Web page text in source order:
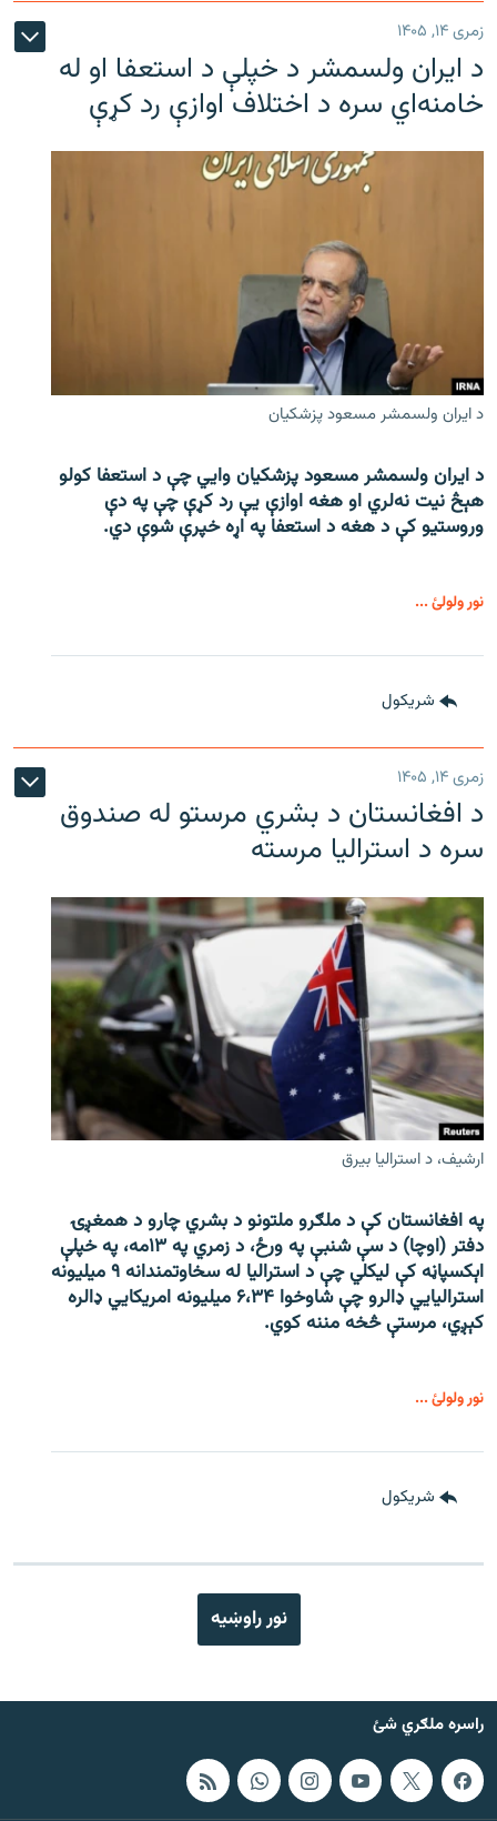
زمری ۱۴, ۱۴۰۵
د ایران ولسمشر د خپلې د استعفا او له
خامنه‌اي سره د اختلاف اوازې رد کړې
د ایران ولسمشر مسعود پزشکیان
د ایران ولسمشر مسعود پزشکیان وایي چې د استعفا کولو
هېڅ نیت نه‌لري او هغه اوازې یې رد کړې چې په دې
وروستیو کې د هغه د استعفا په اړه خپرې شوې دي.
نور ولولئ ...
شريکول
زمری ۱۴, ۱۴۰۵
د افغانستان د بشري مرستو له صندوق
سره د استرالیا مرسته
ارشیف، د استرالیا بیرق
په افغانستان کې د ملګرو ملتونو د بشري چارو د همغږۍ
دفتر (اوچا) د سې ‌شنبې په ورځ، د زمري په ۱۳مه، په خپلې
اېکسپاڼه کې لیکلي چې د استرالیا له سخاوتمندانه ۹ میلیونه
استرالیايي ډالرو چې شاوخوا ۶،۳۴ میلیونه امریکايي ډالره
کېږي، مرستې څخه مننه کوي.
نور ولولئ ...
شريکول
نور راوښيه
راسره ملګري شئ